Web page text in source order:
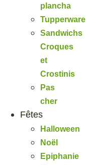
plancha
Tupperware
Sandwichs
Croques
et
Crostinis
Pas
cher
Fêtes
Halloween
Noël
Epiphanie